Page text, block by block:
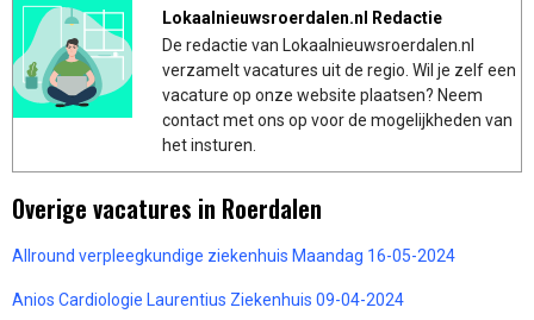
Lokaalnieuwsroerdalen.nl Redactie
De redactie van Lokaalnieuwsroerdalen.nl
verzamelt vacatures uit de regio. Wil je zelf een
vacature op onze website plaatsen? Neem
contact met ons op voor de mogelijkheden van
het insturen.
Overige vacatures in Roerdalen
Allround verpleegkundige ziekenhuis Maandag 16-05-2024
Anios Cardiologie Laurentius Ziekenhuis 09-04-2024